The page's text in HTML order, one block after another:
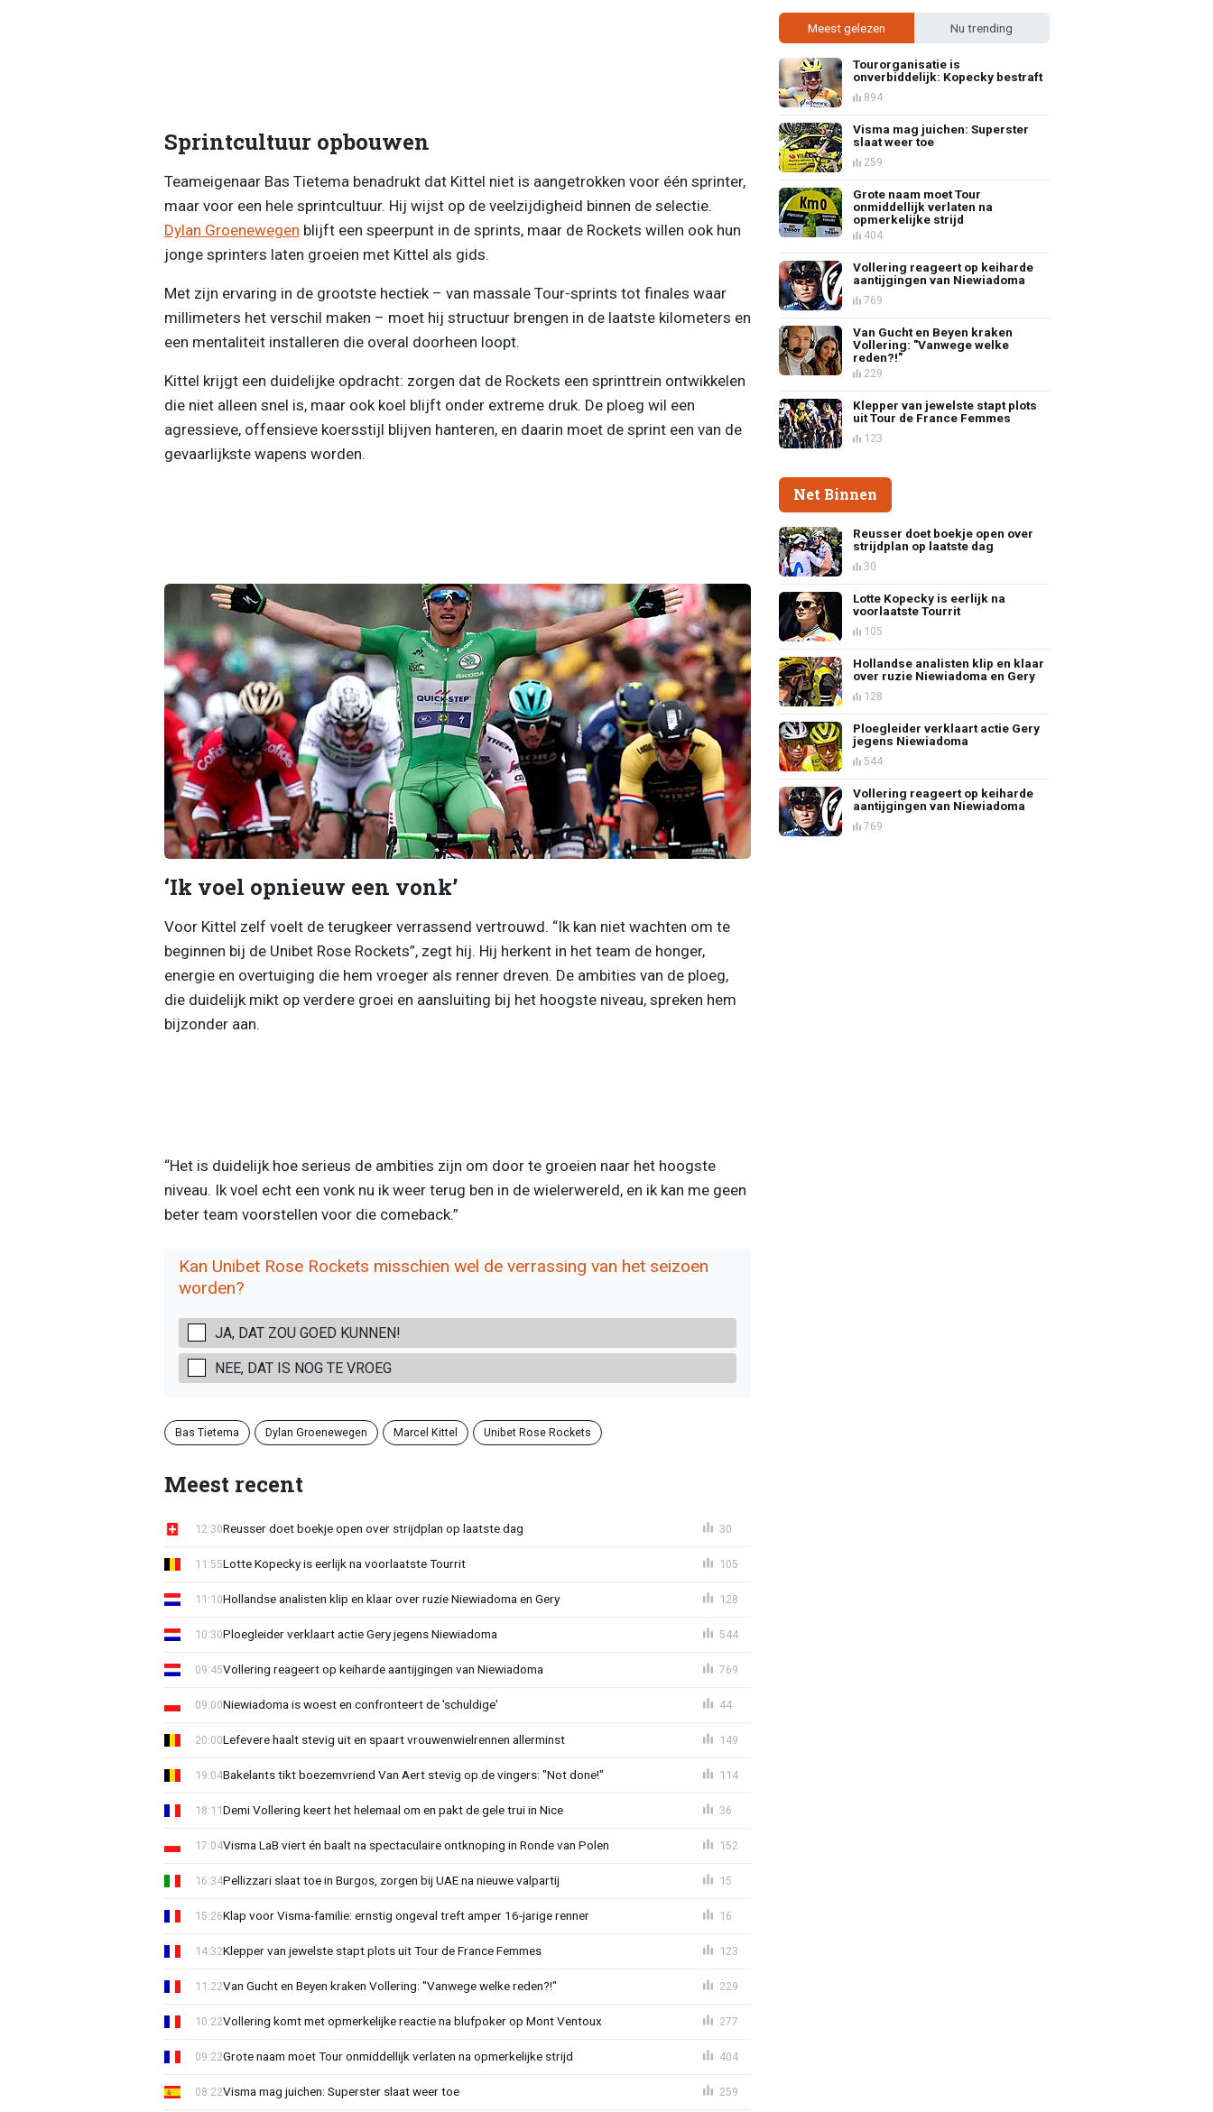
Sprintcultuur opbouwen
Teameigenaar Bas Tietema benadrukt dat Kittel niet is aangetrokken voor één sprinter,
maar voor een hele sprintcultuur. Hij wijst op de veelzijdigheid binnen de selectie.
Dylan Groenewegen blijft een speerpunt in de sprints, maar de Rockets willen ook hun
jonge sprinters laten groeien met Kittel als gids.
Met zijn ervaring in de grootste hectiek – van massale Tour-sprints tot finales waar
millimeters het verschil maken – moet hij structuur brengen in de laatste kilometers en
een mentaliteit installeren die overal doorheen loopt.
Kittel krijgt een duidelijke opdracht: zorgen dat de Rockets een sprinttrein ontwikkelen
die niet alleen snel is, maar ook koel blijft onder extreme druk. De ploeg wil een
agressieve, offensieve koersstijl blijven hanteren, en daarin moet de sprint een van de
gevaarlijkste wapens worden.
‘Ik voel opnieuw een vonk’
Voor Kittel zelf voelt de terugkeer verrassend vertrouwd. “Ik kan niet wachten om te
beginnen bij de Unibet Rose Rockets”, zegt hij. Hij herkent in het team de honger,
energie en overtuiging die hem vroeger als renner dreven. De ambities van de ploeg,
die duidelijk mikt op verdere groei en aansluiting bij het hoogste niveau, spreken hem
bijzonder aan.
“Het is duidelijk hoe serieus de ambities zijn om door te groeien naar het hoogste
niveau. Ik voel echt een vonk nu ik weer terug ben in de wielerwereld, en ik kan me geen
beter team voorstellen voor die comeback.”
Kan Unibet Rose Rockets misschien wel de verrassing van het seizoen
worden?
JA, DAT ZOU GOED KUNNEN!
NEE, DAT IS NOG TE VROEG
Bas Tietema Dylan Groenewegen Marcel Kittel Unibet Rose Rockets
Meest recent
Reusser doet boekje open over strijdplan op laatste dag
12:30 30
Lotte Kopecky is eerlijk na voorlaatste Tourrit
11:55 105
Hollandse analisten klip en klaar over ruzie Niewiadoma en Gery
11:10 128
Ploegleider verklaart actie Gery jegens Niewiadoma
10:30 544
Vollering reageert op keiharde aantijgingen van Niewiadoma
09:45 769
Niewiadoma is woest en confronteert de 'schuldige'
09:00 44
Lefevere haalt stevig uit en spaart vrouwenwielrennen allerminst
20:00 149
Bakelants tikt boezemvriend Van Aert stevig op de vingers: "Not done!"
19:04 114
Demi Vollering keert het helemaal om en pakt de gele trui in Nice
18:11 36
Visma LaB viert én baalt na spectaculaire ontknoping in Ronde van Polen
17:04 152
Pellizzari slaat toe in Burgos, zorgen bij UAE na nieuwe valpartij
16:34 15
Klap voor Visma-familie: ernstig ongeval treft amper 16-jarige renner
15:26 16
Klepper van jewelste stapt plots uit Tour de France Femmes
14:32 123
Van Gucht en Beyen kraken Vollering: "Vanwege welke reden?!"
11:22 229
Vollering komt met opmerkelijke reactie na blufpoker op Mont Ventoux
10:22 277
Grote naam moet Tour onmiddellijk verlaten na opmerkelijke strijd
09:22 404
Visma mag juichen: Superster slaat weer toe
08:22 259
Meest gelezen Nu trending
Tourorganisatie is
onverbiddelijk: Kopecky bestraft
894
Visma mag juichen: Superster
slaat weer toe
259
Grote naam moet Tour
onmiddellijk verlaten na
opmerkelijke strijd
404
Vollering reageert op keiharde
aantijgingen van Niewiadoma
769
Van Gucht en Beyen kraken
Vollering: "Vanwege welke
reden?!"
229
Klepper van jewelste stapt plots
uit Tour de France Femmes
123
Net Binnen
Reusser doet boekje open over
strijdplan op laatste dag
30
Lotte Kopecky is eerlijk na
voorlaatste Tourrit
105
Hollandse analisten klip en klaar
over ruzie Niewiadoma en Gery
128
Ploegleider verklaart actie Gery
jegens Niewiadoma
544
Vollering reageert op keiharde
aantijgingen van Niewiadoma
769